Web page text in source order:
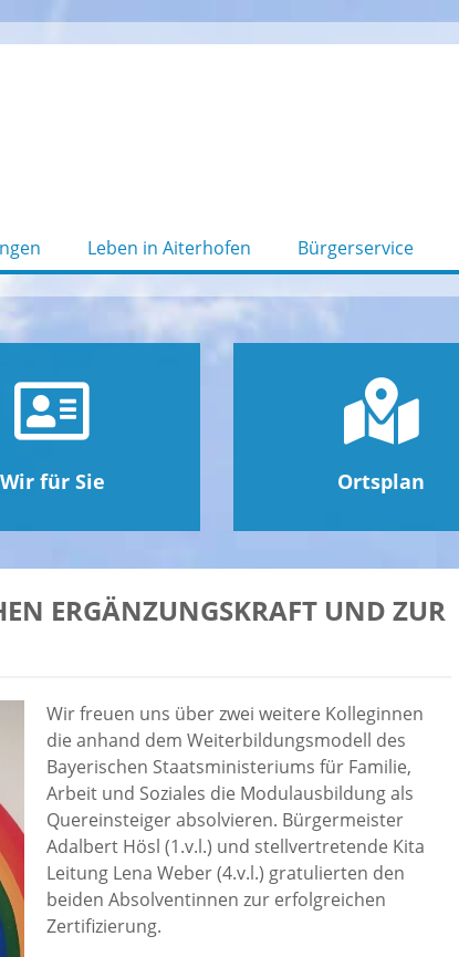
Leben in Aiterhofen Bürgerservice
Wir für Sie Ortsplan
ERGÄNZUNGSKRAFT UND ZUR
Wir freuen uns über zwei weitere Kolleginnen
die anhand dem Weiterbildungsmodell des
Bayerischen Staatsministeriums für Familie,
Arbeit und Soziales die Modulausbildung als
Quereinsteiger absolvieren. Bürgermeister
Adalbert Hösl (1.v.l.) und stellvertretende Kita
Leitung Lena Weber (4.v.l.) gratulierten den
beiden Absolventinnen zur erfolgreichen
Zertifizierung.